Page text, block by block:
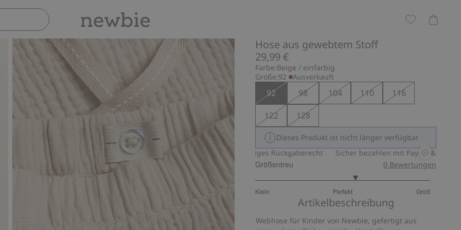
Hose aus gewebtem Stoff
29,99 €
Farbe:Beige / einfarbig
Größe:92 Ausverkauft
92 98 104 110
116
122
128
Dieses Produkt ist nicht länger verfügbar
Sicher bezahlen mit PayPal & Apple Pay
30-tägiges Rückgaberecht Sicher bezahlen mit PayPal & Apple Pay
Größentreu
Klein Perfekt Groß
von
39
0 Bewertungen
Artikelbeschreibung
Webhose für Kinder von Newbie, gefertigt aus